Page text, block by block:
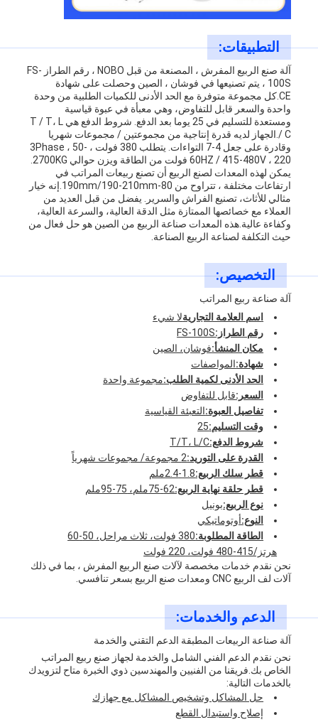
التطبيقات:
آلة صنع الربيع المفرش ، المصنعة من قبل NOBO ، رقم الطراز FS-
100S ، يتم تصنيعها في فوشان ، الصين وحصلت على شهادة
CE.كل مجموعة متوفرة مع الحد الأدنى للكميات الطلبية من وحدة
واحدة والسعر قابل للتفاوض، وهي معبأة في عبوة قياسية
ومستعدة للتسليم في 25 يوما بعد الدفع. شروط الدفع هي T / T، L
/ C.الجهاز لديه قدرة إنتاجية من مجموعتين / مجموعات شهريا
وقادرة على جعل 4-7 التواءات. يتطلب 380 فولت ، 3Phase ، 50-
60HZ / 415-480V ، 220 فولت من الطاقة ويزن حوالي 2700KG.
يمكن لهذه المعدات لصنع الربيع أن تصنع ربيعات المراتب في
ارتفاعات مختلفة ، تتراوح من 80-190mm/190-210mm.إنه خيار
مثالي للأثاث، تصنيع الفراش والسرير. يفضل من قبل العديد من
العملاء مع خصائصها الممتازة مثل الدقة العالية، والسرعة العالية،
وكفاءة عالية.هذه المعدات صناعة الربيع من الصين هو حل فعال من
حيث التكلفة لصناعة الربيع الصناعة.
التخصيص:
آلة صناعة ربيع المراتب
اسم العلامة التجاريةلا شيء
رقم الطراز:FS-100S
مكان المنشأ:فوشان، الصين
شهادة:المواصفات
الحد الأدنى لكمية الطلب:مجموعة واحدة
السعر:قابل للتفاوض
تفاصيل العبوة:التعبئة القياسية
وقت التسليم:25
شروط الدفع:T/T، L/C
القدرة على التوريد:2 مجموعة/ مجموعات شهرياً
قطر سلك الربيع:1.8-2.4ملم
قطر حلقة نهاية الربيع:62-75ملم، 75-95ملم
نوع الربيع:بونيل
النوع:أوتوماتيكي
الطاقة المطلوبة:
380 فولت، ثلاث مراحل، 50-60
هرتز/415-480 فولت، 220 فولت
نحن نقدم خدمات مخصصة لآلات صنع الربيع المفرش ، بما في ذلك
آلات لف الربيع CNC ومعدات صنع الربيع بسعر تنافسي.
الدعم والخدمات:
آلة صناعة الربيعات المطبقة الدعم التقني والخدمة
نحن نقدم الدعم الفني الشامل والخدمة لجهاز صنع ربيع المراتب
الخاص بك.فريقنا من الفنيين والمهندسين ذوي الخبرة متاح لتزويدك
بالخدمات التالية:
حل المشاكل وتشخيص المشاكل مع جهازك
إصلاح واستبدال القطع